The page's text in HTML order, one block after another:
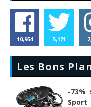
10,954 5,171
Les Bons
-73%
Sport